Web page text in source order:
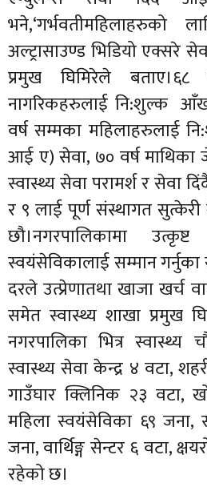
भने,‘गर्भवतीमहिलाहरुको
अल्ट्रासाउण्ड भिडियो एक्सरे
प्रमुख घिमिरेले
नागरिकहरुलाई नि:शुल्क
वर्ष सम्मका महिलाहरुलाई
आई ए) सेवा, ७० वर्ष माथिका
स्वास्थ्य सेवा परामर्श र सेवा
र ९ लाई पूर्ण संस्थागत
छौ।नगरपालिकामा
स्वयंसेविकालाई सम्मान
दरले उत्प्रेणातथा खाजा खर्च
समेत स्वास्थ्य शाखा प्रमुख
नगरपालिका भित्र स्वास्थ्य
स्वास्थ्य सेवा केन्द्र ४ वटा,
गाउँघार क्लिनिक २३ वटा,
महिला स्वयंसेविका ६९ जना,
जना, वार्थिङ्ग सेन्टर ६ वटा,
रहेको छ।